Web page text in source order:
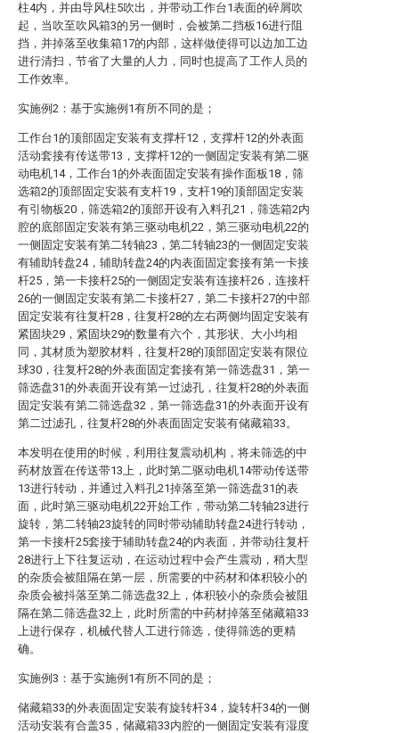
柱4内，并由导风柱5吹出，并带动工作台1表面的碎屑吹
起，当吹至吹风箱3的另一侧时，会被第二挡板16进行阻
挡，并掉落至收集箱17的内部，这样做使得可以边加工边
进行清扫，节省了大量的人力，同时也提高了工作人员的
工作效率。
实施例2：基于实施例1有所不同的是；
工作台1的顶部固定安装有支撑杆12，支撑杆12的外表面
活动套接有传送带13，支撑杆12的一侧固定安装有第二驱
动电机14，工作台1的外表面固定安装有操作面板18，筛
选箱2的顶部固定安装有支杆19，支杆19的顶部固定安装
有引物板20，筛选箱2的顶部开设有入料孔21，筛选箱2内
腔的底部固定安装有第三驱动电机22，第三驱动电机22的
一侧固定安装有第二转轴23，第二转轴23的一侧固定安装
有辅助转盘24，辅助转盘24的内表面固定套接有第一卡接
杆25，第一卡接杆25的一侧固定安装有连接杆26，连接杆
26的一侧固定安装有第二卡接杆27，第二卡接杆27的中部
固定安装有往复杆28，往复杆28的左右两侧均固定安装有
紧固块29，紧固块29的数量有六个，其形状、大小均相
同，其材质为塑胶材料，往复杆28的顶部固定安装有限位
球30，往复杆28的外表面固定套接有第一筛选盘31，第一
筛选盘31的外表面开设有第一过滤孔，往复杆28的外表面
固定安装有第二筛选盘32，第一筛选盘31的外表面开设有
第二过滤孔，往复杆28的外表面固定安装有储藏箱33。
本发明在使用的时候，利用往复震动机构，将未筛选的中
药材放置在传送带13上，此时第二驱动电机14带动传送带
13进行转动，并通过入料孔21掉落至第一筛选盘31的表
面，此时第三驱动电机22开始工作，带动第二转轴23进行
旋转，第二转轴23旋转的同时带动辅助转盘24进行转动，
第一卡接杆25套接于辅助转盘24的内表面，并带动往复杆
28进行上下往复运动，在运动过程中会产生震动，稍大型
的杂质会被阻隔在第一层，所需要的中药材和体积较小的
杂质会被抖落至第二筛选盘32上，体积较小的杂质会被阻
隔在第二筛选盘32上，此时所需的中药材掉落至储藏箱33
上进行保存，机械代替人工进行筛选，使得筛选的更精
确。
实施例3：基于实施例1有所不同的是；
储藏箱33的外表面固定安装有旋转杆34，旋转杆34的一侧
活动安装有合盖35，储藏箱33内腔的一侧固定安装有湿度